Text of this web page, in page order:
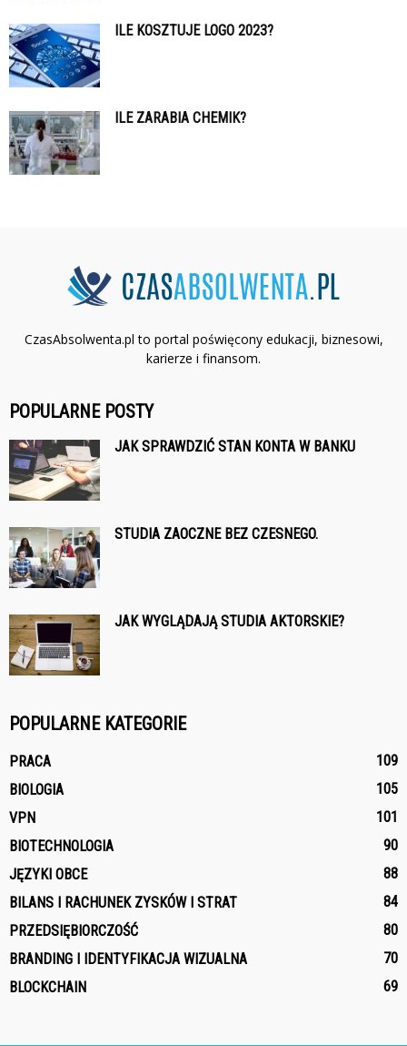
ILE KOSZTUJE LOGO 2023?
ILE ZARABIA CHEMIK?
CzasAbsolwenta.pl to portal poświęcony edukacji, biznesowi,
karierze i finansom.
POPULARNE POSTY
JAK SPRAWDZIĆ STAN KONTA W BANKU
STUDIA ZAOCZNE BEZ CZESNEGO.
JAK WYGLĄDAJĄ STUDIA AKTORSKIE?
POPULARNE KATEGORIE
PRACA
109
BIOLOGIA
105
VPN
101
BIOTECHNOLOGIA
90
JĘZYKI OBCE
88
BILANS I RACHUNEK ZYSKÓW I STRAT
84
PRZEDSIĘBIORCZOŚĆ
80
BRANDING I IDENTYFIKACJA WIZUALNA
70
BLOCKCHAIN
69